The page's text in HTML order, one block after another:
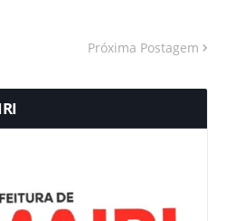
Próxima Postagem